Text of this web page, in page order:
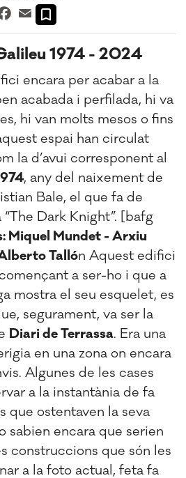
Facebook
Email
1974 - 2024
encara per acabar a la
acabada i perfilada, hi va
hi van molts mesos o fins
espai han circulat
la d’avui corresponent al
, any del naixement de
Bale, el que fa de
Dark Knight”. [bafg
Miquel Mundet - Arxiu
Tallón Aquest edifici
a ser-ho i que a
mostra el seu esquelet, es
segurament, va ser la
Diari de Terrassa. Era una
en una zona on encara
Algunes de les cases
a la instantània de fa
que ostentaven la seva
sabien encara que serien
construccions que són les
a la foto actual, feta fa